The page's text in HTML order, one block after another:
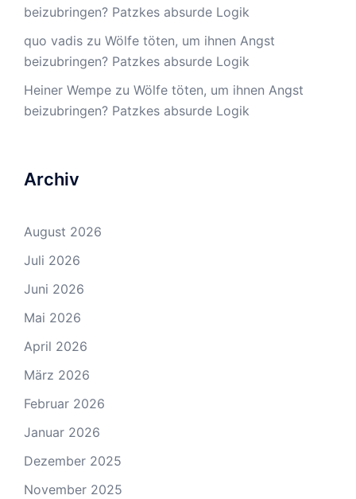
beizubringen? Patzkes absurde Logik
quo vadis zu Wölfe töten, um ihnen Angst
beizubringen? Patzkes absurde Logik
Heiner Wempe zu Wölfe töten, um ihnen Angst
beizubringen? Patzkes absurde Logik
Archiv
August 2026
Juli 2026
Juni 2026
Mai 2026
April 2026
März 2026
Februar 2026
Januar 2026
Dezember 2025
November 2025